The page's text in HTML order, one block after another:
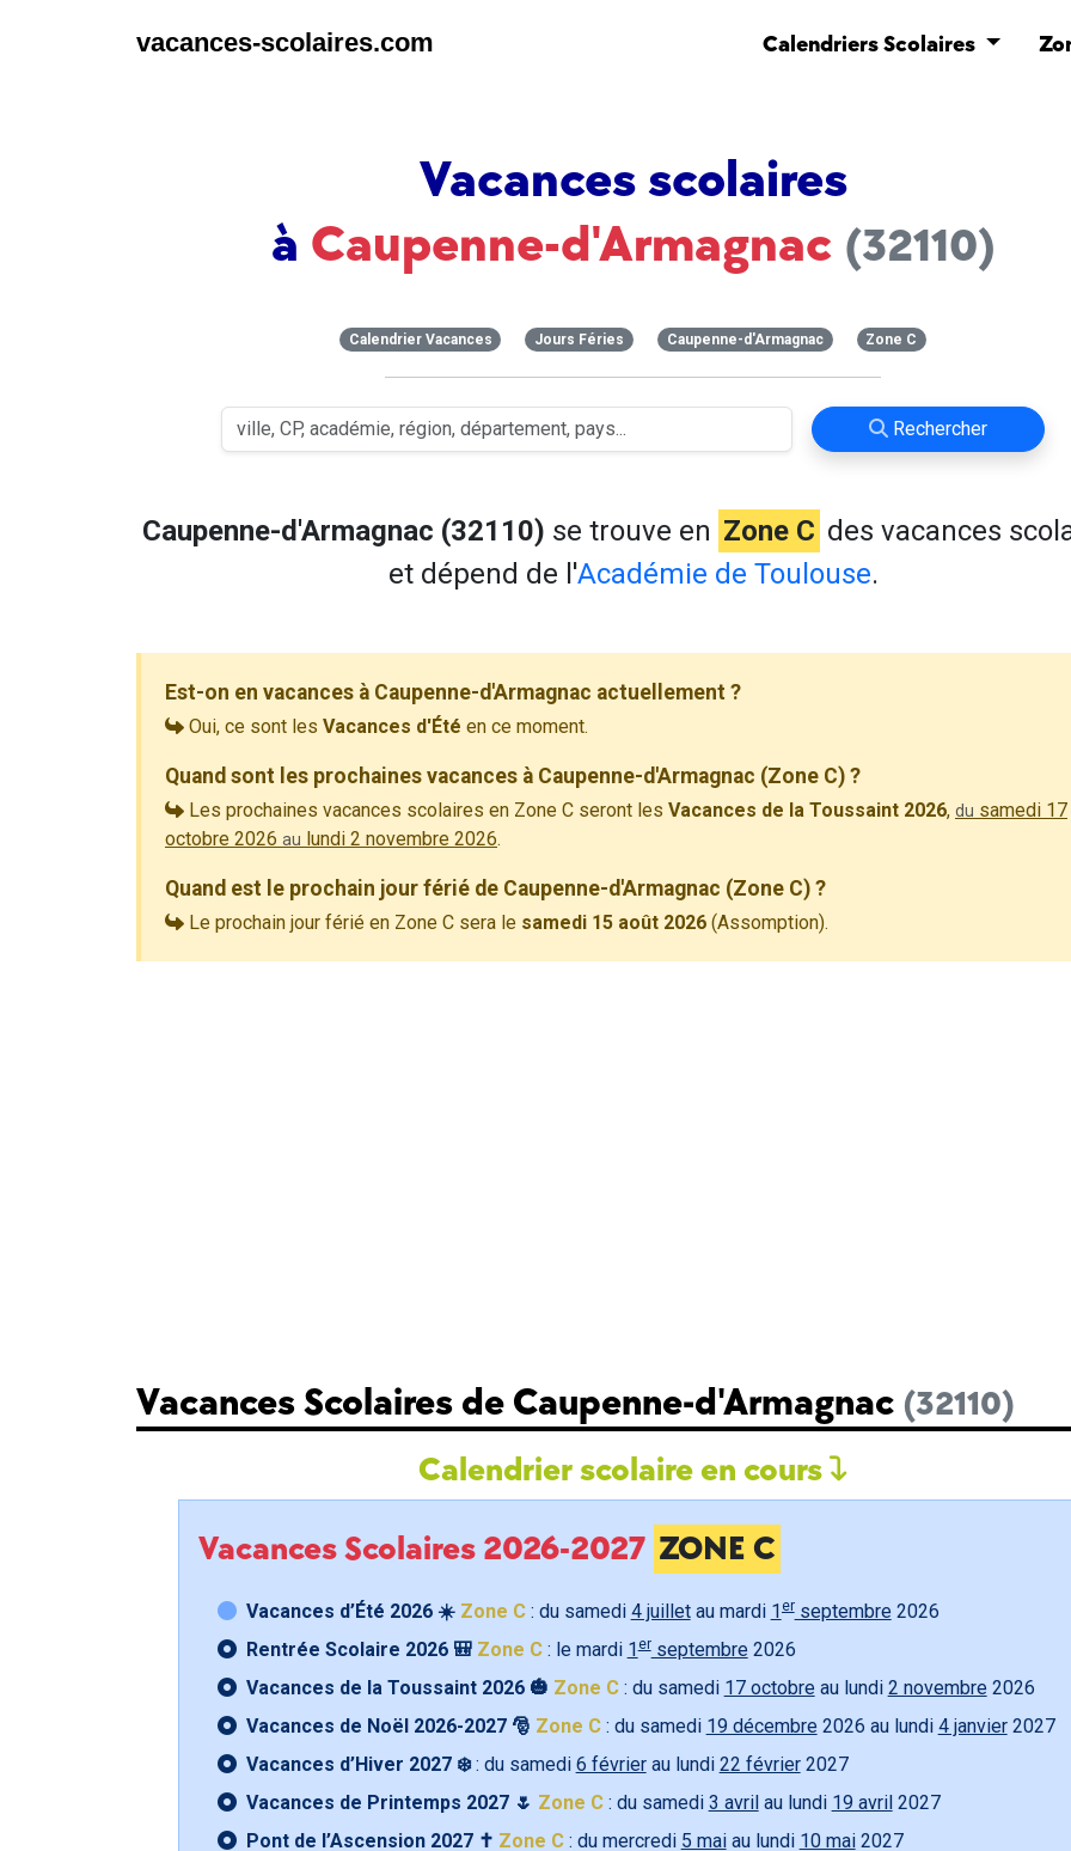
vacances-scolaires.com Calendriers Scolaires
Vacances scolaires
à Caupenne-d'Armagnac (32110)
Calendrier Vacances Jours Féries Caupenne-d'Armagnac Zone C
Rechercher
Caupenne-d'Armagnac (32110) se trouve en Zone C des vacances
et dépend de l'Académie de Toulouse.
Est-on en vacances à Caupenne-d'Armagnac actuellement ?
Oui, ce sont les Vacances d'Été en ce moment.
Quand sont les prochaines vacances à Caupenne-d'Armagnac (Zone C) ?
Les prochaines vacances scolaires en Zone C seront les Vacances de la Toussaint 2026, du samedi 17
octobre 2026 au lundi 2 novembre 2026.
Quand est le prochain jour férié de Caupenne-d'Armagnac (Zone C) ?
Le prochain jour férié en Zone C sera le samedi 15 août 2026 (Assomption).
Vacances Scolaires de Caupenne-d'Armagnac (32110)
Calendrier scolaire en cours
Vacances Scolaires 2026-2027 ZONE C
Vacances d’Été 2026 ☀️ Zone C: du samedi 4 juilletau mardi 1 erseptembre 2026
Rentrée Scolaire 2026 🎒 Zone C: le mardi 1erseptembre 2026
Vacances de la Toussaint 2026 🎃 Zone C: du samedi 17 octobre au lundi 2 novembre 2026
Vacances de Noël 2026-2027 🎅 Zone C: du samedi 19 décembre 2026 au lundi 4 janvier2027
Vacances d’Hiver 2027 ❄️: du samedi 6 févrierau lundi 22 février2027
Vacances de Printemps 2027 🌷 Zone C: du samedi 3 avril au lundi 19 avril 2027
Pont de l’Ascension 2027 ✝️ Zone C: du mercredi 5 maiau lundi 10 mai2027